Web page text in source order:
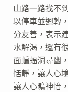
山路一路找不
以停車並迴轉
分友善，表示
水解渴，還有
面蝙蝠洞尋幽
恬靜，讓人心
讓人心曠神怡